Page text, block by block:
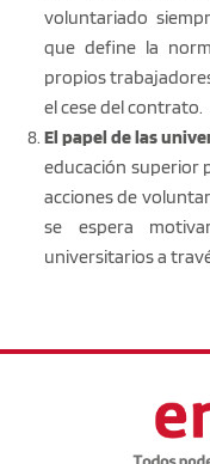
voluntariado
que define la
propios
el cese del contrato.
El papel de las
educación superior
acciones de
se espera
universitarios a